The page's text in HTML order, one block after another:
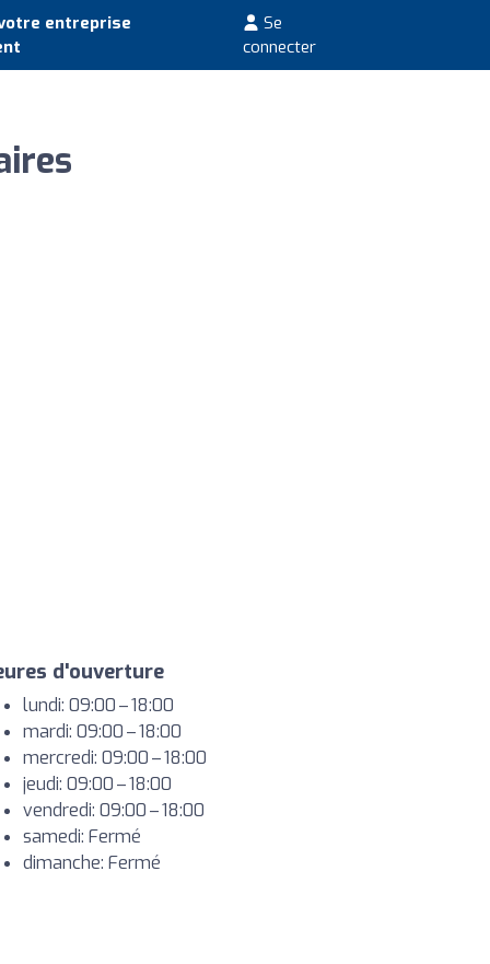
entreprise
Se
connecter
d'ouverture
lundi: 09:00 – 18:00
mardi: 09:00 – 18:00
mercredi: 09:00 – 18:00
jeudi: 09:00 – 18:00
vendredi: 09:00 – 18:00
samedi: Fermé
dimanche: Fermé